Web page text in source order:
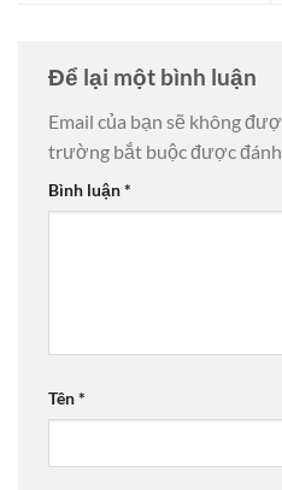
Để lại một bình luận
Email của bạn sẽ không
trường bắt buộc được
Bình luận*
Tên*